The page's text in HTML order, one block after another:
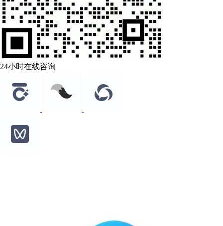
24小时在线咨询